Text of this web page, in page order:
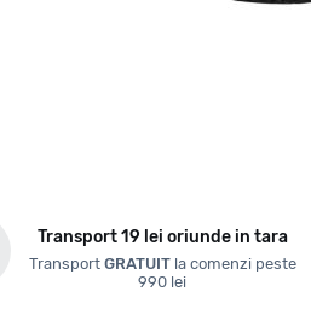
Transport 19 lei oriunde in tara
Transport GRATUITla comenzi peste
990 lei